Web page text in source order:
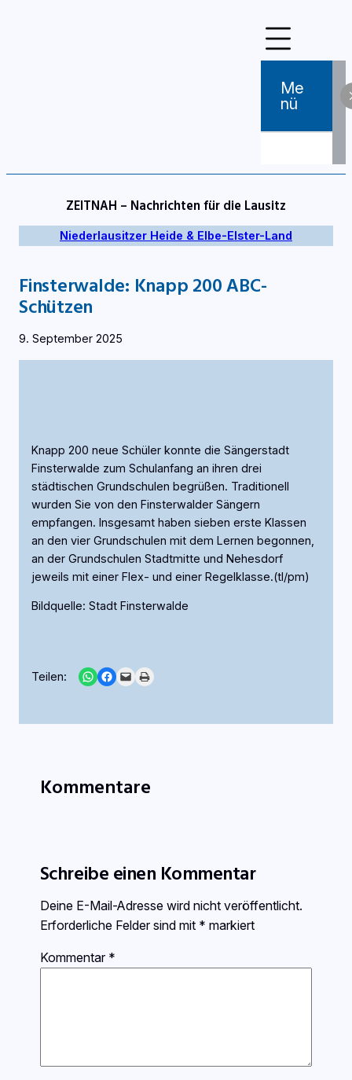
Me
Nü
ZEITNAH – Nachrichten für die Lausitz
Niederlausitzer Heide & Elbe-Elster-Land
Finsterwalde: Knapp 200 ABC-
Schützen
9. September 2025
Knapp 200 neue Schüler konnte die Sängerstadt
Finsterwalde zum Schulanfang an ihren drei
städtischen Grundschulen begrüßen. Traditionell
wurden Sie von den Finsterwalder Sängern
empfangen. Insgesamt haben sieben erste Klassen
an den vier Grundschulen mit dem Lernen begonnen,
an der Grundschulen Stadtmitte und Nehesdorf
jeweils mit einer Flex- und einer Regelklasse.(tl/pm)
Bildquelle: Stadt Finsterwalde
Teilen: Share on WhatsApp
Share on Facebook
Email this PagePrint this Page
Kommentare
Schreibe einen Kommentar
Deine E-Mail-Adresse wird nicht veröffentlicht.
Erforderliche Felder sind mit * markiert
Kommentar *